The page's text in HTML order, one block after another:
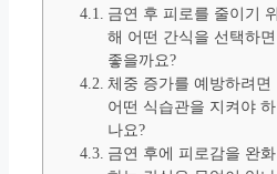
금연 후 피로를 줄이기 위
해 어떤 간식을 선택하면
좋을까요?
체중 증가를 예방하려면
어떤 식습관을 지켜야 하
나요?
금연 후에 피로감을 완화